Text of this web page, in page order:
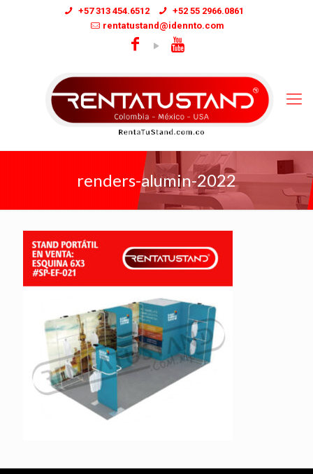
+57 313 454.6512
+52 55 2966.0861
rentatustand@idennto.com
renders-alumin-2022